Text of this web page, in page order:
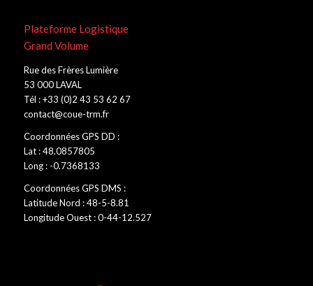
Plateforme Logistique
Grand Volume
Rue des Frères Lumière
53 000 LAVAL
Tél : +33 (0)2 43 53 62 67
contact@coue-trm.fr
Coordonnées GPS DD :
Lat : 48.0857805
Long : -0.7368133
Coordonnées GPS DMS :
Latitude Nord : 48-5-8.81
Longitude Ouest : 0-44-12.527